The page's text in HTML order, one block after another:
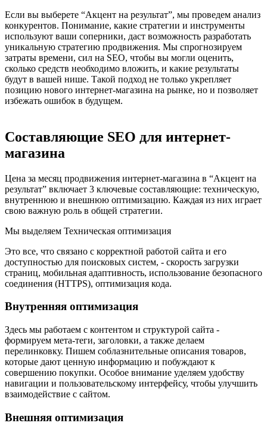
Если вы выберете “Акцент на результат”, мы проведем анализ
конкурентов. Понимание, какие стратегии и инструменты
используют ваши соперники, даст возможность разработать
уникальную стратегию продвижения. Мы спрогнозируем
затраты времени, сил на SEO, чтобы вы могли оценить,
сколько средств необходимо вложить, и какие результаты
будут в вашей нише. Такой подход не только укрепляет
позицию нового интернет-магазина на рынке, но и позволяет
избежать ошибок в будущем.
Составляющие SEO для интернет-
магазина
Цена за месяц продвижения интернет-магазина в “Акцент на
результат” включает 3 ключевые составляющие: техническую,
внутреннюю и внешнюю оптимизацию. Каждая из них играет
свою важную роль в общей стратегии.
Мы выделяем Техническая оптимизация
Это все, что связано с корректной работой сайта и его
доступностью для поисковых систем, - скорость загрузки
страниц, мобильная адаптивность, использование безопасного
соединения (HTTPS), оптимизация кода.
Внутренняя оптимизация
Здесь мы работаем с контентом и структурой сайта -
формируем мета-теги, заголовки, а также делаем
перелинковку. Пишем соблазнительные описания товаров,
которые дают ценную информацию и побуждают к
совершению покупки. Особое внимание уделяем удобству
навигации и пользовательскому интерфейсу, чтобы улучшить
взаимодействие с сайтом.
Внешняя оптимизация